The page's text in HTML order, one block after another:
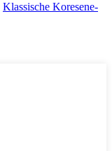
Klassische Koresene-